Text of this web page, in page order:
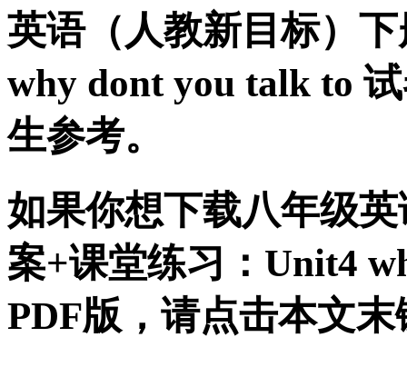
英语（人教新目标）
why dont you talk to
生参考。
如果你想下载八年级
案+课堂练习：Unit4
PDF版，请点击本文末